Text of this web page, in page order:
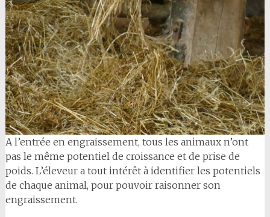
A l’entrée en engraissement, tous les animaux n’ont
pas le même potentiel de croissance et de prise de
poids. L’éleveur a tout intérêt à identifier les potentiels
de chaque animal, pour pouvoir raisonner son
engraissement.